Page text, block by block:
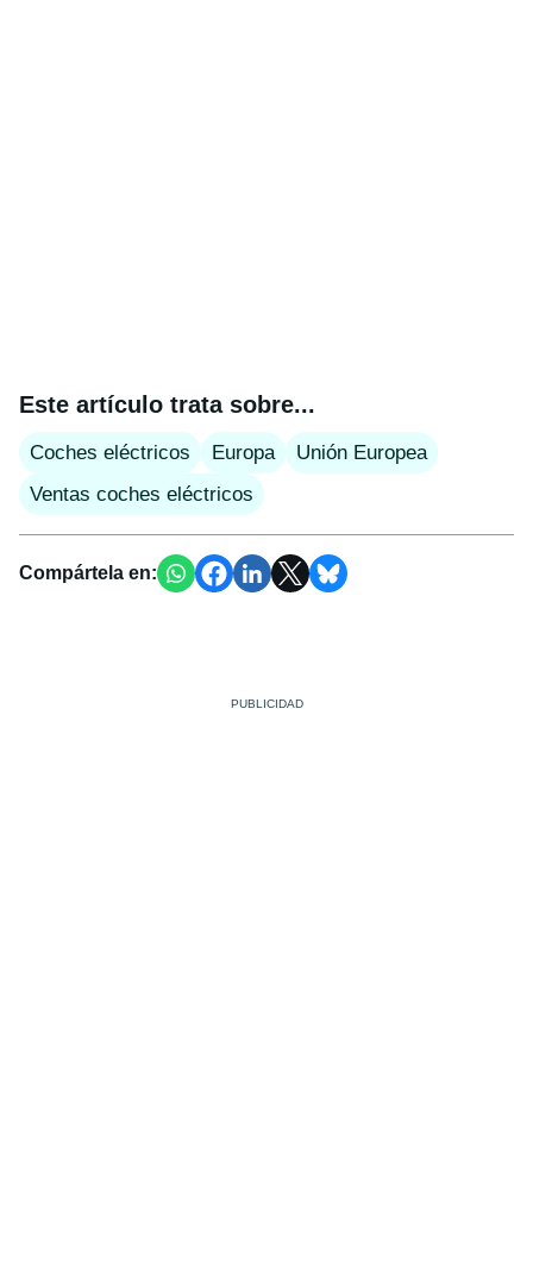
Este artículo trata sobre...
Coches eléctricos Europa
Unión Europea
Ventas coches eléctricos
Compártela en: